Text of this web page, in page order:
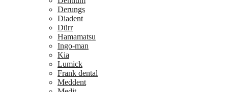
Derungs
Diadent
Dürr
Hamamatsu
Ingo-man
Kia
Lumick
Frank dental
Meddent